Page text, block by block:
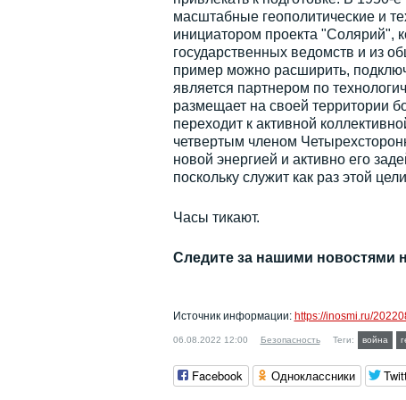
масштабные геополитические и
инициатором проекта "Солярий",
государственных ведомств и из
пример можно расширить,
является партнером по
размещает на своей территории
переходит к активной
четвертым членом
новой энергией и активно его
поскольку служит как раз этой
Часы тикают.
Следите за нашими новостями
Источник информации: https://inosmi.ru/
06.08.2022 12:00 Безопасность Теги: война
Facebook Одноклассники